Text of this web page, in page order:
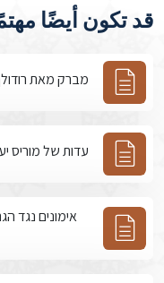
قد تكون أيضًا
מברק מאת
עדות של מוריס
אימונים נגד